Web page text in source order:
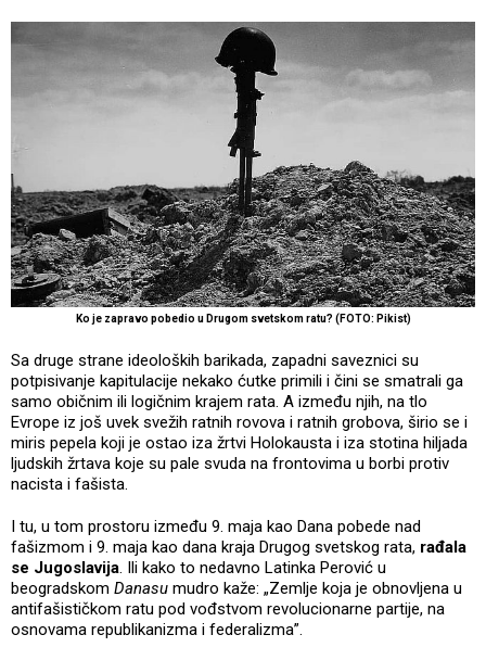
Ko je zapravo pobedio u Drugom svetskom ratu? (FOTO: Pikist)
Sa druge strane ideoloških barikada, zapadni saveznici su
potpisivanje kapitulacije nekako ćutke primili i čini se smatrali ga
samo običnim ili logičnim krajem rata. A između njih, na tlo
Evrope iz još uvek svežih ratnih rovova i ratnih grobova, širio se i
miris pepela koji je ostao iza žrtvi Holokausta i iza stotina hiljada
ljudskih žrtava koje su pale svuda na frontovima u borbi protiv
nacista i fašista.
I tu, u tom prostoru između 9. maja kao Dana pobede nad
fašizmom i 9. maja kao dana kraja Drugog svetskog rata, rađala
se Jugoslavija. Ili kako to nedavno Latinka Perović u
beogradskom Danasu mudro kaže: „Zemlje koja je obnovljena u
antifašističkom ratu pod vođstvom revolucionarne partije, na
osnovama republikanizma i federalizma”.